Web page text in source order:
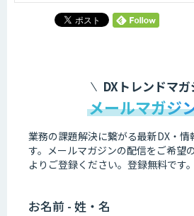
DXトレンドマガ
メールマガジ
業務の課題解決に繋がる最新DX・情
す。 メールマガジンの配信をご希望
よりご登録ください。登録無料です。
お名前 - 姓・名